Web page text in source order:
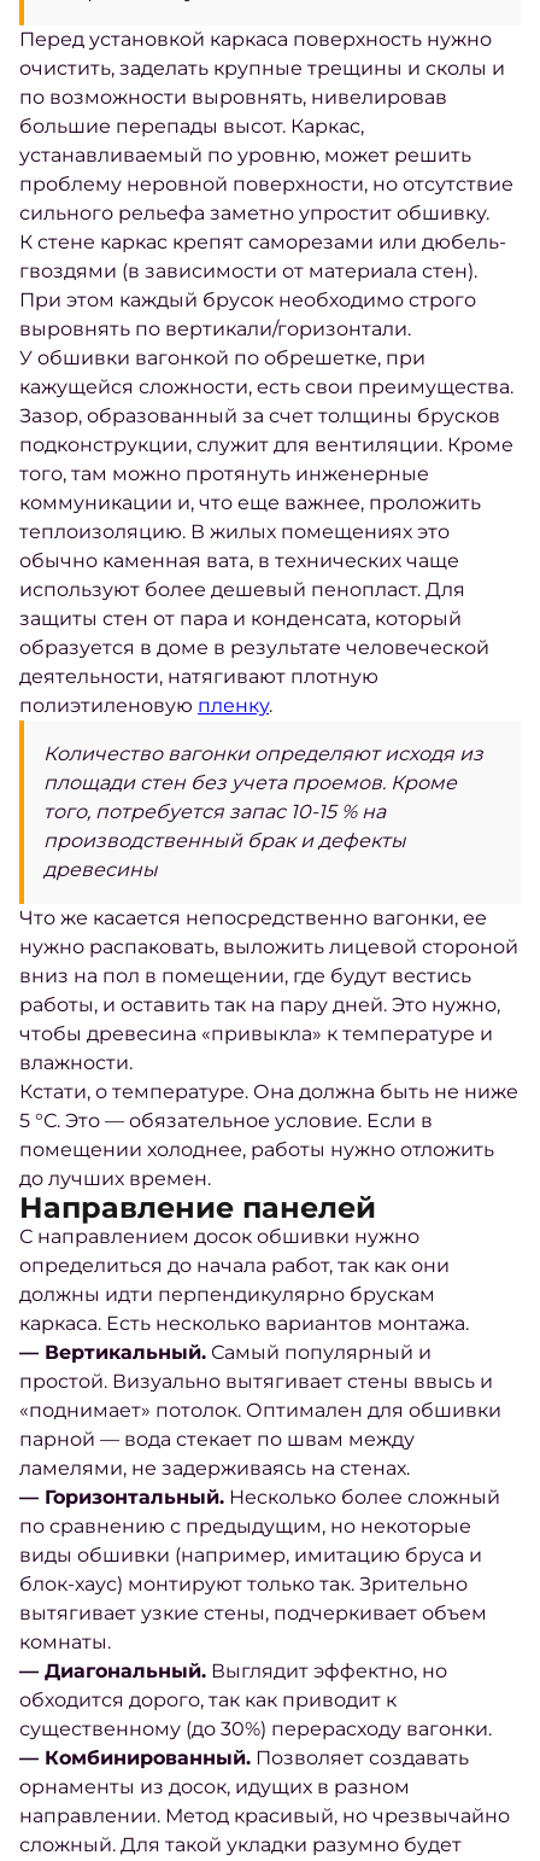
Перед установкой каркаса поверхность нужно
очистить, заделать крупные трещины и сколы и
по возможности выровнять, нивелировав
большие перепады высот. Каркас,
устанавливаемый по уровню, может решить
проблему неровной поверхности, но отсутствие
сильного рельефа заметно упростит обшивку.
К стене каркас крепят саморезами или дюбель-
гвоздями (в зависимости от материала стен).
При этом каждый брусок необходимо строго
выровнять по вертикали/горизонтали.
У обшивки вагонкой по обрешетке, при
кажущейся сложности, есть свои преимущества.
Зазор, образованный за счет толщины брусков
подконструкции, служит для вентиляции. Кроме
того, там можно протянуть инженерные
коммуникации и, что еще важнее, проложить
теплоизоляцию. В жилых помещениях это
обычно каменная вата, в технических чаще
используют более дешевый пенопласт. Для
защиты стен от пара и конденсата, который
образуется в доме в результате человеческой
деятельности, натягивают плотную
полиэтиленовую пленку.
Количество вагонки определяют исходя из
площади стен без учета проемов. Кроме
того, потребуется запас 10-15 % на
производственный брак и дефекты
древесины
Что же касается непосредственно вагонки, ее
нужно распаковать, выложить лицевой стороной
вниз на пол в помещении, где будут вестись
работы, и оставить так на пару дней. Это нужно,
чтобы древесина «привыкла» к температуре и
влажности.
Кстати, о температуре. Она должна быть не ниже
5 °С. Это — обязательное условие. Если в
помещении холоднее, работы нужно отложить
до лучших времен.
Направление панелей
С направлением досок обшивки нужно
определиться до начала работ, так как они
должны идти перпендикулярно брускам
каркаса. Есть несколько вариантов монтажа.
— Вертикальный. Самый популярный и
простой. Визуально вытягивает стены ввысь и
«поднимает» потолок. Оптимален для обшивки
парной — вода стекает по швам между
ламелями, не задерживаясь на стенах.
— Горизонтальный. Несколько более сложный
по сравнению с предыдущим, но некоторые
виды обшивки (например, имитацию бруса и
блок-хаус) монтируют только так. Зрительно
вытягивает узкие стены, подчеркивает объем
комнаты.
— Диагональный. Выглядит эффектно, но
обходится дорого, так как приводит к
существенному (до 30%) перерасходу вагонки.
— Комбинированный. Позволяет создавать
орнаменты из досок, идущих в разном
направлении. Метод красивый, но чрезвычайно
сложный. Для такой укладки разумно будет